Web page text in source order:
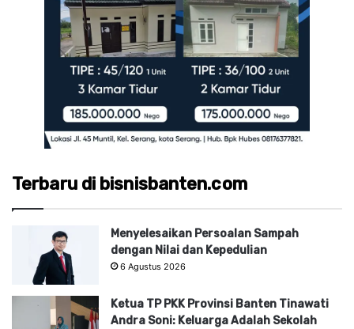
Terbaru di bisnisbanten.com
Menyelesaikan Persoalan Sampah
dengan Nilai dan Kepedulian
6 Agustus 2026
Ketua TP PKK Provinsi Banten Tinawati
Andra Soni: Keluarga Adalah Sekolah